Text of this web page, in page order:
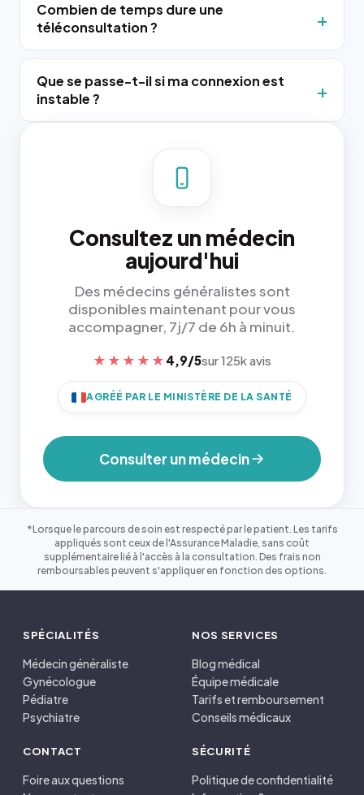
Combien de temps dure une
téléconsultation ?
Que se passe-t-il si ma connexion est
instable ?
Consultez un médecin
aujourd'hui
Des médecins généralistes sont
disponibles maintenant pour vous
accompagner, 7j/7 de 6h à minuit.
★★★★★ 4,9/5sur 125k avis
AGRÉÉ PAR LE MINISTÈRE DE LA SANTÉ
Consulter un médecin
*Lorsque le parcours de soin est respecté par le patient. Les tarifs
appliqués sont ceux de l'Assurance Maladie, sans coût
supplémentaire lié à l'accès à la consultation. Des frais non
remboursables peuvent s'appliquer en fonction des options.
SPÉCIALITÉS
Médecin généraliste
Gynécologue
Pédiatre
Psychiatre
NOS SERVICES
Blog médical
Équipe médicale
Tarifs et remboursement
Conseils médicaux
CONTACT
Foire aux questions
SÉCURITÉ
Politique de confidentialité